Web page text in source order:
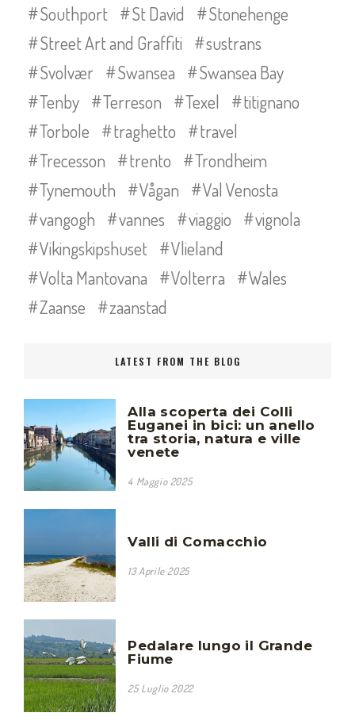
Southport
St David
Stonehenge
Street Art and Graffiti
sustrans
Svolvær
Swansea
Swansea Bay
Tenby
Terreson Texel
titignano
Torbole
traghetto
travel
Trecesson
trento
Trondheim
Tynemouth
Vågan
Val Venosta
vangogh
vannes viaggio
vignola
Vikingskipshuset
Vlieland
Volta Mantovana
Volterra
Wales
Zaanse
zaanstad
LATEST FROM THE BLOG
Alla scoperta dei Colli
Euganei in bici: un anello
tra storia, natura e ville
venete
4 Maggio 2025
Valli di Comacchio
13 Aprile 2025
Pedalare lungo il Grande
Fiume
25 Luglio 2022